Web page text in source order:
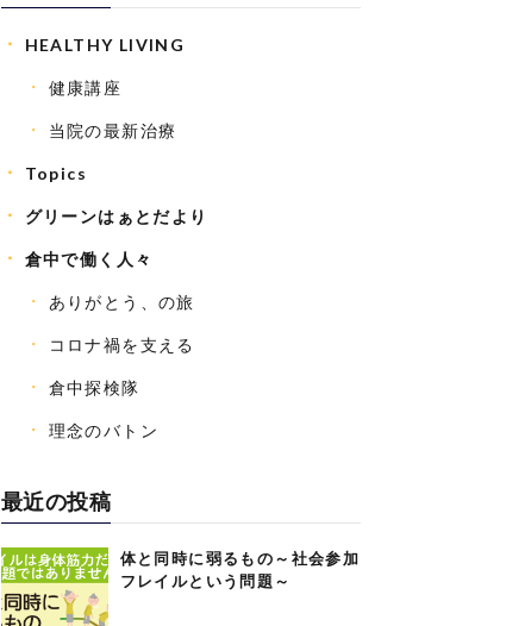
HEALTHY LIVING
健康講座
当院の最新治療
Topics
グリーンはぁとだより
倉中で働く人々
ありがとう、の旅
コロナ禍を支える
倉中探検隊
理念のバトン
最近の投稿
体と同時に弱るもの～社会参加
フレイルという問題～